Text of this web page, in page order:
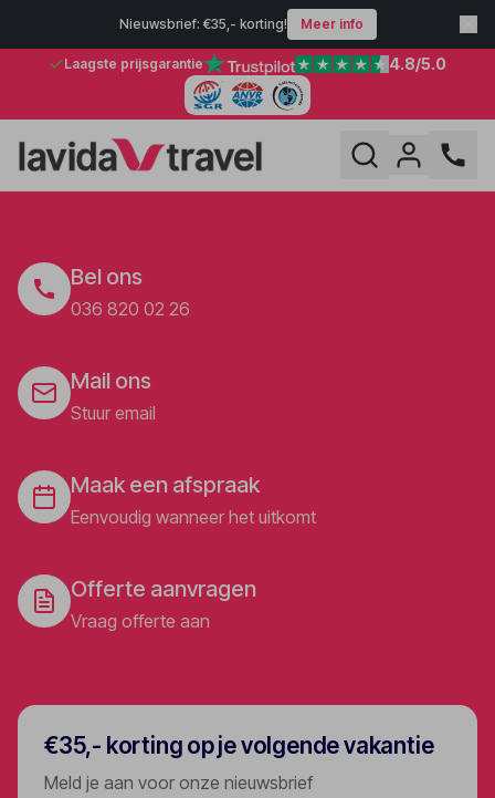
Nieuwsbrief: €35,- korting! Meer info
Laagste prijsgarantie 4.8/5.0
Bel ons
036 820 02 26
Mail ons
Stuur email
Maak een afspraak
Eenvoudig wanneer het uitkomt
Offerte aanvragen
Vraag offerte aan
€35,- korting op je volgende vakantie
Meld je aan voor onze nieuwsbrief